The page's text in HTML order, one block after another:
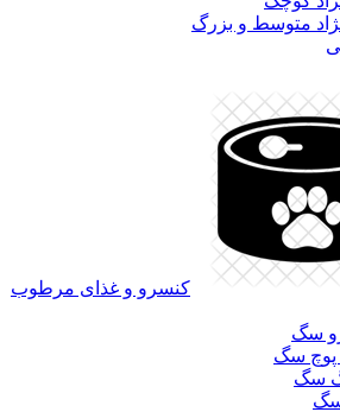
متوسط و بزرگ
کنسرو و غذای مرطوب
سگ
پوچ سگ
سگ